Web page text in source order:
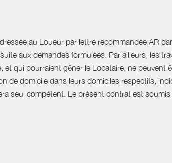
au Loueur par lettre recommandée AR
aux demandes formulées. Par ailleurs, les
qui pourraient gêner le Locataire, ne peuvent
de domicile dans leurs domiciles respectifs,
seul compétent. Le présent contrat est soumis